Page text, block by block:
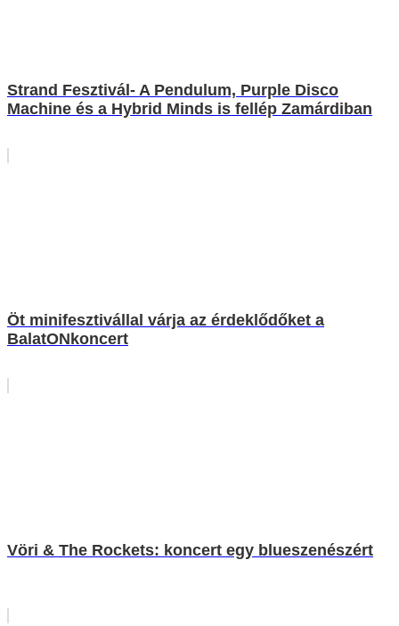
Strand Fesztivál- A Pendulum, Purple Disco
Machine és a Hybrid Minds is fellép Zamárdiban
Öt minifesztivállal várja az érdeklődőket a
BalatONkoncert
Vöri & The Rockets: koncert egy blueszenészért